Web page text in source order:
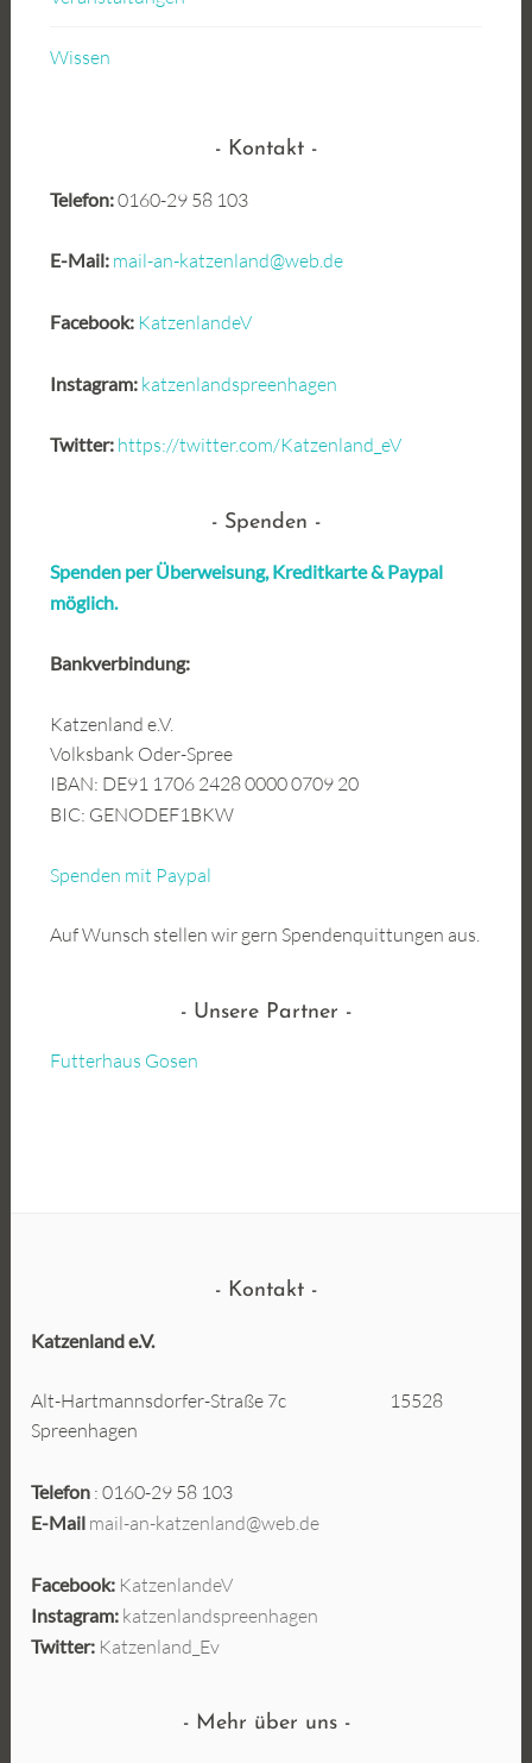
Wissen
Kontakt
Telefon:0160-29 58 103
E-Mail: mail-an-katzenland@web.de
Facebook: KatzenlandeV
Instagram: katzenlandspreenhagen
Twitter: https://twitter.com/Katzenland_eV
Spenden
Spenden per Überweisung, Kreditkarte & Paypal
möglich.
Bankverbindung:
Katzenland e.V.
Volksbank Oder-Spree
IBAN: DE91 1706 2428 0000 0709 20
BIC: GENODEF1BKW
Spenden mit Paypal
Auf Wunsch stellen wir gern Spendenquittungen aus.
Unsere Partner
Futterhaus Gosen
Kontakt
Katzenland e.V.
Alt-Hartmannsdorfer-Straße 7c 15528
Spreenhagen
Telefon : 0160-29 58 103
E-Mail mail-an-katzenland@web.de
Facebook: KatzenlandeV
Instagram: katzenlandspreenhagen
Twitter: Katzenland_Ev
Mehr über uns